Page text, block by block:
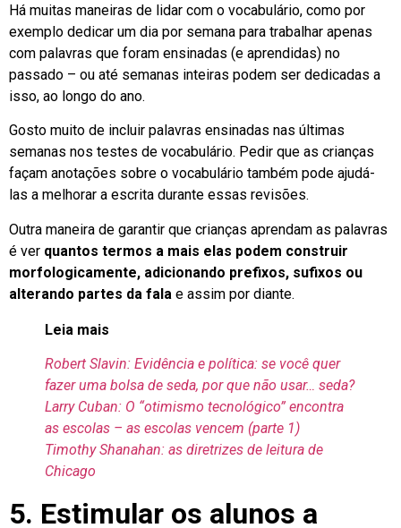
Há muitas maneiras de lidar com o vocabulário, como por
exemplo dedicar um dia por semana para trabalhar apenas
com palavras que foram ensinadas (e aprendidas) no
passado – ou até semanas inteiras podem ser dedicadas a
isso, ao longo do ano.
Gosto muito de incluir palavras ensinadas nas últimas
semanas nos testes de vocabulário. Pedir que as crianças
façam anotações sobre o vocabulário também pode ajudá-
las a melhorar a escrita durante essas revisões.
Outra maneira de garantir que crianças aprendam as palavras
é ver quantos termos a mais elas podem construir
morfologicamente, adicionando prefixos, sufixos ou
alterando partes da fala e assim por diante.
Leia mais
Robert Slavin: Evidência e política: se você quer
fazer uma bolsa de seda, por que não usar… seda?
Larry Cuban: O “otimismo tecnológico” encontra
as escolas – as escolas vencem (parte 1)
Timothy Shanahan: as diretrizes de leitura de
Chicago
5. Estimular os alunos a